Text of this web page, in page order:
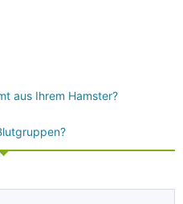
aus Ihrem Hamster?